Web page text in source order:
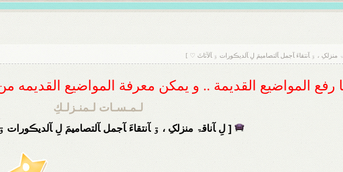
منزلکِ ، ۊ ﺂنتقاءَ ﺂجمل ﺂلتصاميمَ لِ ﺂلديڪورات ۊ ﺂلآثاثَ ♡ ]
رفع المواضيع القديمة .. و يمكن معرفة المواضيع
لـمـسـات لـمنـزلـكِ
[ لِ ﺂناقۃ منزلکِ ، ۊ ﺂنتقاءَ ﺂجمل ﺂلتصاميمَ لِ ﺂلديڪورات